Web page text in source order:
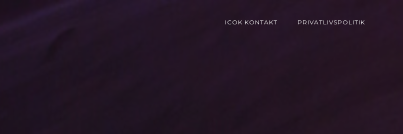
ICOK KONTAKT PRIVATLIVSPOLITIK